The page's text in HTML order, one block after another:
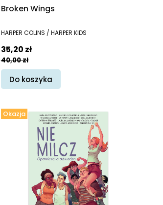
Broken Wings
PRODUCENT
HARPER COLINS / HARPER KIDS
Cena promocyjna
35,20 zł
40,00 zł
Do koszyka
Okazja